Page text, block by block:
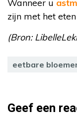
Wanneer u
zijn met het
(Bron:
eetbare
Geef een